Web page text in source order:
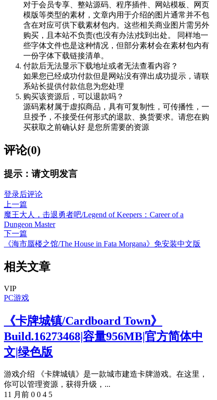
对于会员专享、整站源码、程序插件、网站模板、网页
模版等类型的素材，文章内用于介绍的图片通常并不包
含在对应可供下载素材包内。这些相关商业图片需另外
购买，且本站不负责(也没有办法)找到出处。 同样地一
些字体文件也是这种情况，但部分素材会在素材包内有
一份字体下载链接清单。
付款后无法显示下载地址或者无法查看内容？
如果您已经成功付款但是网站没有弹出成功提示，请联
系站长提供付款信息为您处理
购买该资源后，可以退款吗？
源码素材属于虚拟商品，具有可复制性，可传播性，一
旦授予，不接受任何形式的退款、换货要求。请您在购
买获取之前确认好 是您所需要的资源
评论(0)
提示：请文明发言
登录后评论
上一篇
魔王大人，击退勇者吧/Legend of Keepers：Career of a
Dungeon Master
下一篇
《海市蜃楼之馆/The House in Fata Morgana》免安装中文版
相关文章
VIP
PC游戏
《卡牌城镇/Cardboard Town》
Build.16273468|容量956MB|官方简体中
文|绿色版
游戏介绍 《卡牌城镇》是一款城市建造卡牌游戏。在这里，
你可以管理资源，获得升级，...
11 月前 0 0 4 5